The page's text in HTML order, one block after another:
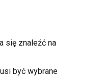
się znaleźć na
być wybrane